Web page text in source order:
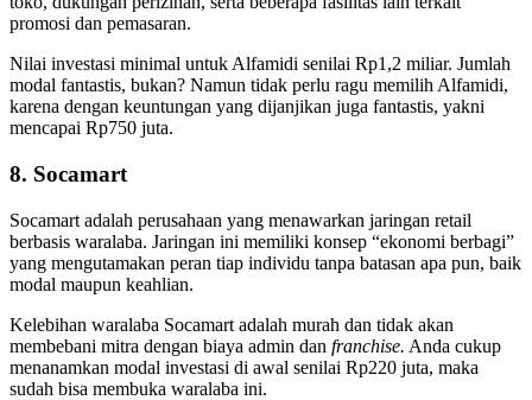
promosi dan pemasaran.
Nilai investasi minimal untuk Alfamidi senilai Rp1,2 miliar. Jumlah
modal fantastis, bukan? Namun tidak perlu ragu memilih Alfamidi,
karena dengan keuntungan yang dijanjikan juga fantastis, yakni
mencapai Rp750 juta.
8. Socamart
Socamart adalah perusahaan yang menawarkan jaringan retail
berbasis waralaba. Jaringan ini memiliki konsep “ekonomi berbagi”
yang mengutamakan peran tiap individu tanpa batasan apa pun, baik
modal maupun keahlian.
Kelebihan waralaba Socamart adalah murah dan tidak akan
membebani mitra dengan biaya admin dan franchise. Anda cukup
menanamkan modal investasi di awal senilai Rp220 juta, maka
sudah bisa membuka waralaba ini.